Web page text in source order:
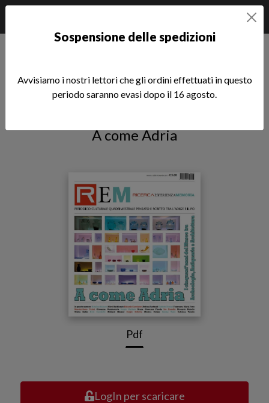
REM n. 3/2011 (pdf)
A come Adria
Pdf
LogIn per scaricare
Sospensione delle spedizioni
Avvisiamo i nostri lettori che gli ordini effettuati in questo
periodo saranno evasi dopo il 16 agosto.